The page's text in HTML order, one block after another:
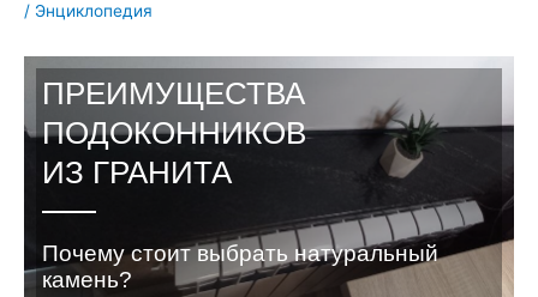
/ Энциклопедия
ПРЕИМУЩЕСТВА
ПОДОКОННИКОВ
ИЗ ГРАНИТА
Почему стоит выбрать натуральный
камень?